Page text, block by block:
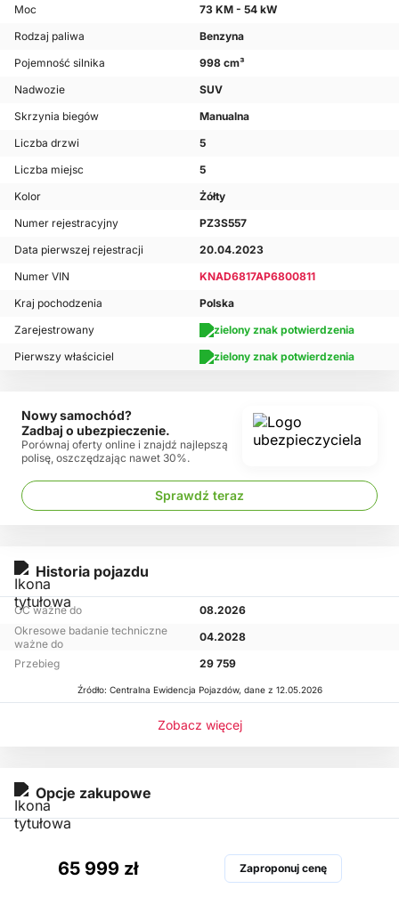
Moc
73 KM - 54 kW
Rodzaj paliwa
Benzyna
Pojemność silnika
998 cm³
Nadwozie
SUV
Skrzynia biegów
Manualna
Liczba drzwi
5
Liczba miejsc
5
Kolor
Żółty
Numer rejestracyjny
PZ3S557
Data pierwszej rejestracji
20.04.2023
Numer VIN
KNAD6817AP6800811
Kraj pochodzenia
Polska
Zarejestrowany
Pierwszy właściciel
Historia pojazdu
OC ważne do
08.2026
Okresowe badanie techniczne
ważne do
04.2028
Przebieg
29 759
Źródło: Centralna Ewidencja Pojazdów, dane z 12.05.2026
Zobacz więcej
Opcje zakupowe
65 999 zł Zaproponuj cenę
Nowy samochód?
Zadbaj o ubezpieczenie.
Porównaj oferty online i znajdź najlepszą
polisę, oszczędzając nawet 30%.
Sprawdź teraz